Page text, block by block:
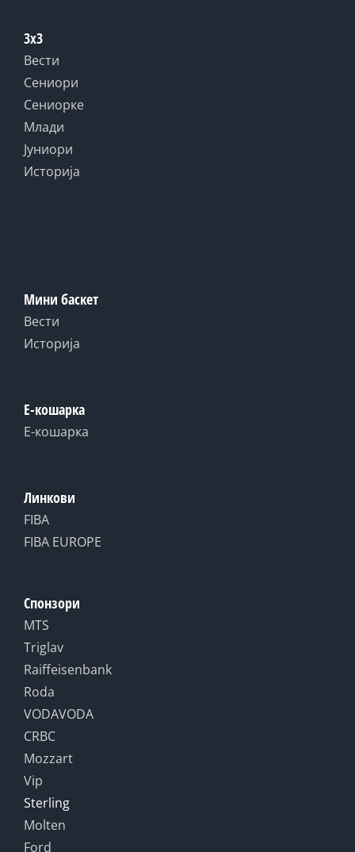
3x3
Вести
Сениори
Сениорке
Млади
Јуниори
Историја
Мини баскет
Вести
Историја
Е-кошарка
Е-кошарка
Линкови
FIBA
FIBA EUROPE
Спонзори
MTS
Triglav
Raiffeisenbank
Roda
VODAVODA
CRBC
Mozzart
Vip
Sterling
Molten
Ford